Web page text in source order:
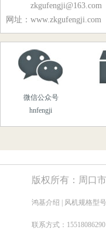
YG6-11.5C系列锅炉风机
MQS5-54系列物料输送风
T301、T30系列轴流风机
T35、BT35系列轴流风机
DZ风机系列
高温风机系列
煤气增压系列风机
038劳研喷雾风机系列
zkgufengji@163.com
网址：www.zkgufengji.com
微信公众号
hnfengji
版权所有：周口
鸿基介绍 风机规格型号
联系方式： 15518086290